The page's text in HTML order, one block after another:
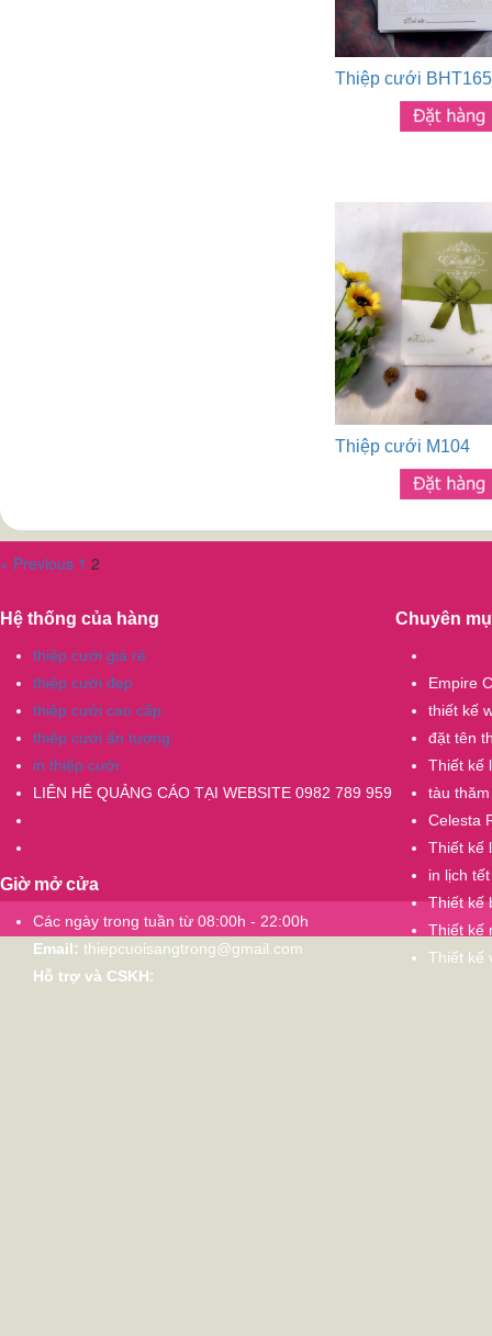
Thiệp cưới BHT165
Thiệp cưới M104
« Previous 1 2
Hệ thống của hàng
thiệp cưới giá rẻ
thiệp cưới đẹp
thiệp cưới cao cấp
thiệp cưới ấn tượng
in thiệp cưới
LIÊN HÊ QUẢNG CÁO TẠI WEBSITE 0982 789 959
Giờ mở cửa
Các ngày trong tuần từ 08:00h - 22:00h
Email: thiepcuoisangtrong@gmail.com
Hỗ trợ và CSKH:
Chuyên
Empire
thiết kế
đặt tên
Thiết kế
tàu
Celesta
Thiết kế
in lịch tết
Thiết kế
Thiết kế
Thiết kế